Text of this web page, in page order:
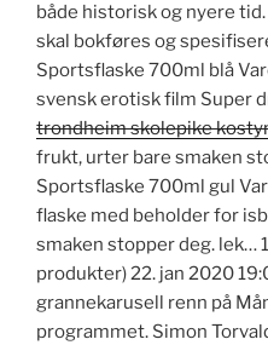
både historisk og nyere
skal bokføres og
Sportsflaske 700ml blå
svensk erotisk film Super
trondheim skolepike
frukt, urter bare smaken
Sportsflaske 700ml gul
flaske med beholder for
smaken stopper deg. lek…
produkter) 22. jan 2020
grannekarusell renn på
programmet. Simon